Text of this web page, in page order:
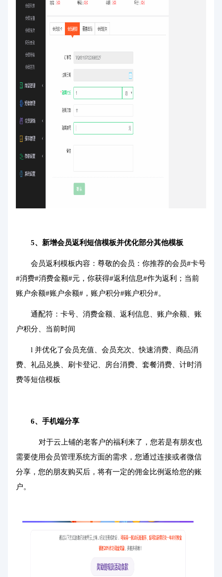
5、新增会员返利短信模板并优化部分其他模板
会员返利模板内容：尊敬的会员：你推荐的会员#卡号
#消费#消费金额#元，你获得#返利信息#作为返利；当前
账户余额#账户余额#，账户积分#账户积分#。
通配符：卡号、消费金额、返利信息、账户余额、账
户积分、当前时间
l 并优化了会员充值、会员充次、快速消费、商品消
费、礼品兑换、刷卡登记、房台消费、套餐消费、计时消
费等短信模板
6、手机端分享
对于云上铺的老客户的福利来了，您若是有朋友也
需要使用会员管理系统方面的需求，您通过连接或者微信
分享，您的朋友购买后，将有一定的佣金比例返给您的账
户。